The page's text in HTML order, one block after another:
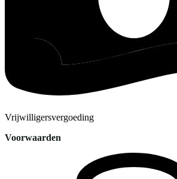
Vrijwilligersvergoeding
Voorwaarden